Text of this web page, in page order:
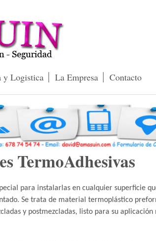
y Logistica La Empresa Contacto
TermoAdhesivas
para instalarlas en cualquier superficie
Se trata de material termoplástico
y postmezcladas, listo para su aplicación